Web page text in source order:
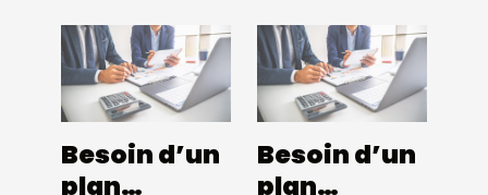
Besoin d’un
plan
Besoin d’un
plan